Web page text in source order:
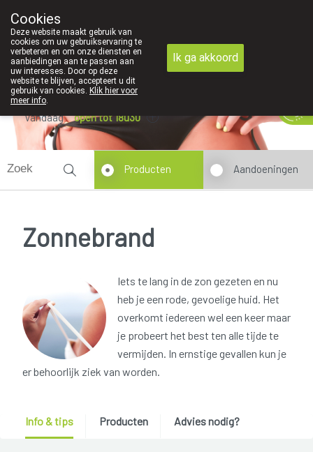
Vandaag open tot 18u30
Producten Aandoeningen
Zonnebrand
Iets te lang in de zon gezeten en nu
heb je een rode, gevoelige huid. Het
overkomt iedereen wel een keer maar
je probeert het best ten alle tijde te
vermijden. In ernstige gevallen kun je
er behoorlijk ziek van worden.
Info & tips Producten Advies nodig?
Cookies
Deze website maakt gebruik van
cookies om uw gebruikservaring te
verbeteren en om onze diensten en
aanbiedingen aan te passen aan
uw interesses. Door op deze
website te blijven, accepteert u dit
gebruik van cookies. Klik hier voor
meer info.
Ik ga akkoord